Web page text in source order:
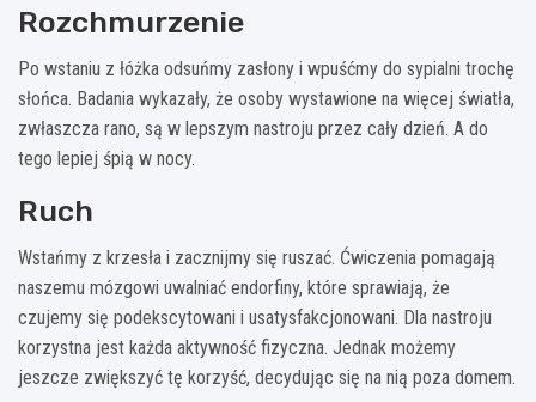
Rozchmurzenie
Po wstaniu z łóżka odsuńmy zasłony i wpuśćmy do sypialni trochę
słońca. Badania wykazały, że osoby wystawione na więcej światła,
zwłaszcza rano, są w lepszym nastroju przez cały dzień. A do
tego lepiej śpią w nocy.
Ruch
Wstańmy z krzesła i zacznijmy się ruszać. Ćwiczenia pomagają
naszemu mózgowi uwalniać endorfiny, które sprawiają, że
czujemy się podekscytowani i usatysfakcjonowani. Dla nastroju
korzystna jest każda aktywność fizyczna. Jednak możemy
jeszcze zwiększyć tę korzyść, decydując się na nią poza domem.